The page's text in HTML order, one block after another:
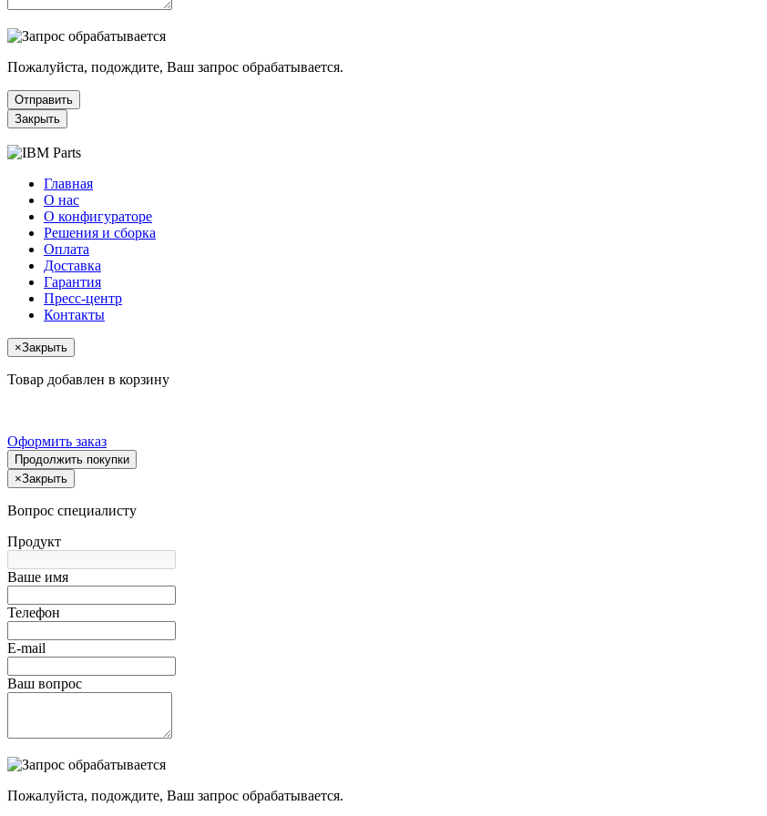
Пожалуйста, подождите, Ваш запрос обрабатывается.
Отправить
Закрыть
Главная
О нас
О конфигураторе
Решения и сборка
Оплата
Доставка
Гарантия
Пресс-центр
Контакты
×Закрыть
Товар добавлен в корзину
Оформить заказ
Продолжить покупки
×Закрыть
Вопрос специалисту
Продукт
Ваше имя
Телефон
E-mail
Ваш вопрос
Пожалуйста, подождите, Ваш запрос обрабатывается.